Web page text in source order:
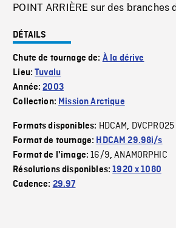
POINT ARRIÈRE sur des branches
DÉTAILS
Chute de tournage de: À la dérive
Lieu:Tuvalu
Année:2003
Collection: Mission Arctique
Formats disponibles: HDCAM, DVCPRO25
Format de tournage: HDCAM 29.98i/s
Format de l'image:16/9,ANAMORPHIC
Résolutions disponibles:1920 x 1080
Cadence: 29.97